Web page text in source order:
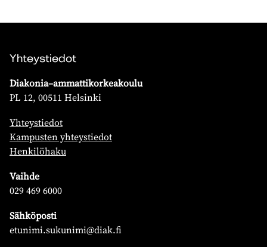
Yhteystiedot
Diakonia–ammattikorkeakoulu
PL 12, 00511 Helsinki
Yhteystiedot
Kampusten yhteystiedot
Henkilöhaku
Vaihde
029 469 6000
Sähköposti
etunimi.sukunimi@diak.fi